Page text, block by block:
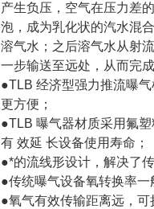
产生负压，空气在压力差
泡，成为乳化状的汽水混
溶气水；之后溶气水从射
一步输送至远处，从而完
●TLB 经济型强力推流曝
更方便；
●TLB 曝气器材质采用氟
有 效延 长设备使用寿命；
●*的流线形设计，解决了
●传统曝气设备氧转换率一
●氧气有效传输距离远，可